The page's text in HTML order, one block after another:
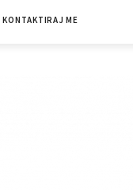
KONTAKTIRAJ ME